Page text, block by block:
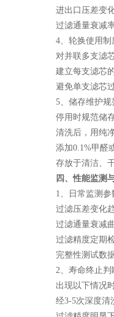
进出口压差变
过滤通量衰减
4、轮换使用制
对并联多支滤芯
建立每支滤芯的
避免单支滤芯
5、储存维护规
停用时规范储
清洗后，用纯净
添加0.1%甲醛或
存放于清洁、干
四、性能监测
1、日常监测参
过滤压差变化
过滤通量衰减
过滤精度定期
完整性测试数
2、寿命终止判
出现以下情况时
经3-5次深度清